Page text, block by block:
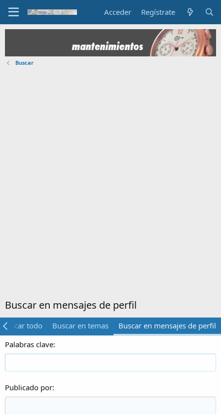
Acceder Regístrate
Buscar
Buscar en mensajes de perfil
Buscar todo Buscar en temas
Buscar en mensajes de perfil
Palabras clave
Publicado por